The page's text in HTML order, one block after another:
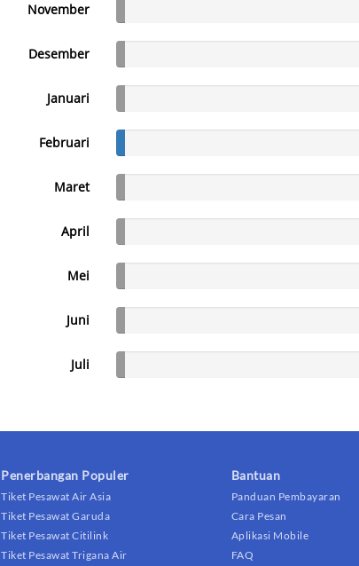
November
Desember
Januari
Februari
Maret
April
Mei
Juni
Juli
Penerbangan Populer
Tiket Pesawat Air Asia
Tiket Pesawat Garuda
Tiket Pesawat Citilink
Tiket Pesawat Trigana Air
Bantuan
Panduan Pembayaran
Cara Pesan
Aplikasi Mobile
FAQ